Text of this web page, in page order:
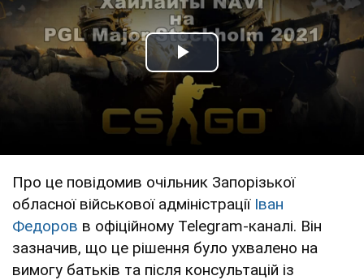
Play Video
Про це повідомив очільник Запорізької
обласної військової адміністрації Іван
Федоров в офіційному Telegram-каналі. Він
зазначив, що це рішення було ухвалено на
вимогу батьків та після консультацій із